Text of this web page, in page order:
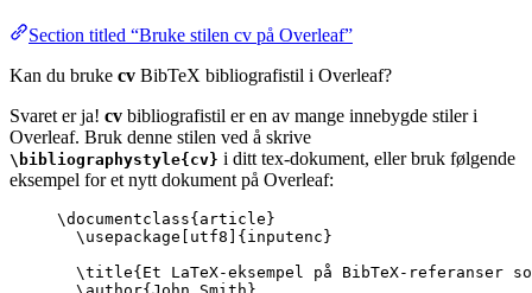
Section titled “Bruke stilen cv på Overleaf”
Kan du bruke cv BibTeX bibliografistil i Overleaf?
Svaret er ja! cv bibliografistil er en av mange innebygde stiler i
Overleaf. Bruk denne stilen ved å skrive
\bibliographystyle{cv} i ditt tex-dokument, eller bruk følgende
eksempel for et nytt dokument på Overleaf:
\documentclass{ article }
\usepackage
utf8 ]{ inputenc }
\title{Et LaTeX-eksempel på BibTeX-